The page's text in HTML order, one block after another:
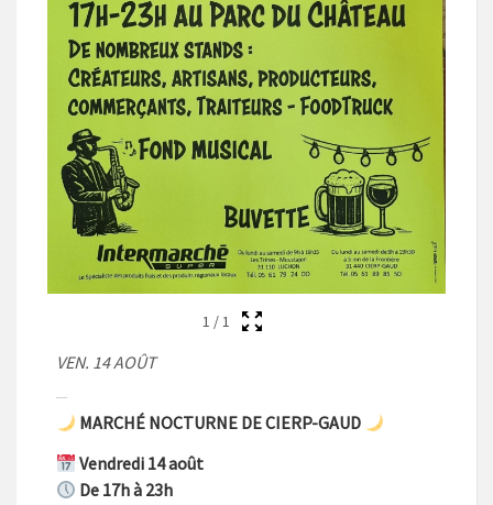
1 /1
VEN. 14 AOÛT
MARCHÉ NOCTURNE DE CIERP-GAUD
Vendredi 14 août
De 17h à 23h